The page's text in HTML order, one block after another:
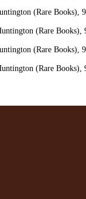
(Rare Books),
(Rare Books),
(Rare Books),
(Rare Books),